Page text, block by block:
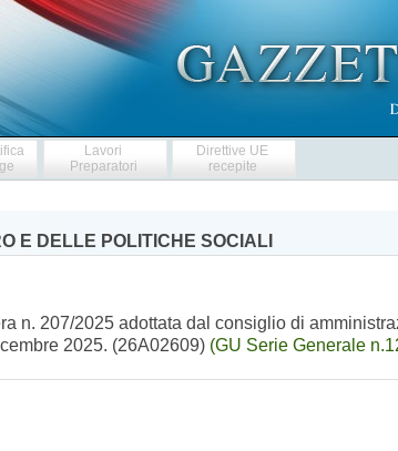
Lavori
Preparatori
Direttive UE
recepite
E DELLE POLITICHE SOCIALI
n. 207/2025 adottata dal consiglio di
2025. (26A02609) (GU Serie Generale